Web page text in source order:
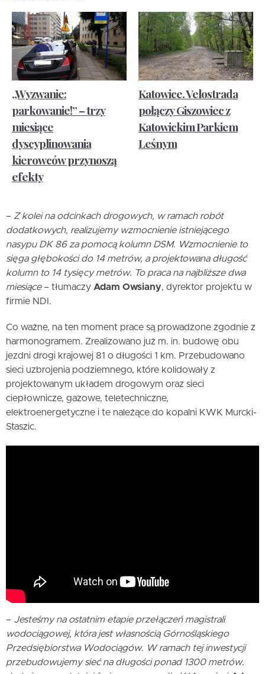
„Wyzwanie:
parkowanie!” – trzy
miesiące
dyscyplinowania
kierowców przynoszą
efekty
Katowice. Velostrada
połączy Giszowiec z
Katowickim Parkiem
Leśnym
– Z kolei na odcinkach drogowych, w ramach robót
dodatkowych, realizujemy wzmocnienie istniejącego
nasypu DK 86 za pomocą kolumn DSM. Wzmocnienie to
sięga głębokości do 14 metrów, a projektowana długość
kolumn to 14 tysięcy metrów. To praca na najbliższe dwa
miesiące– tłumaczy Adam Owsiany, dyrektor projektu w
firmie NDI.
Co ważne, na ten moment prace są prowadzone zgodnie z
harmonogramem. Zrealizowano już m. in. budowę obu
jezdni drogi krajowej 81 o długości 1 km. Przebudowano
sieci uzbrojenia podziemnego, które kolidowały z
projektowanym układem drogowym oraz sieci
ciepłownicze, gazowe, teletechniczne,
elektroenergetyczne i te należące do kopalni KWK Murcki-
Staszic.
– Jesteśmy na ostatnim etapie przełączeń magistrali
wodociągowej, która jest własnością Górnośląskiego
Przedsiębiorstwa Wodociągów. W ramach tej inwestycji
przebudowujemy sieć na długości ponad 1300 metrów.